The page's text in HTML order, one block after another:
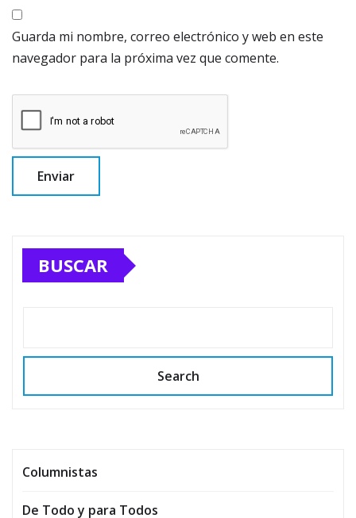
Guarda mi nombre, correo electrónico y web en este
navegador para la próxima vez que comente.
BUSCAR
Search
Columnistas
De Todo y para Todos